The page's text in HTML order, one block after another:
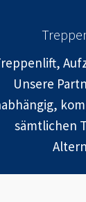
Unsere
sämtlichen